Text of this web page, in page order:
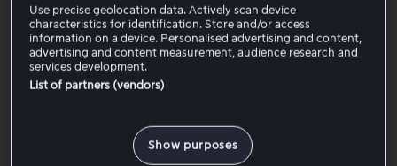
For å logge ut av Viaplay-kontoen din, går du til
profilikonet øverst til høyre og velger Logg ut.
Logg inn i Viaplay-appen
Use precise geolocation data. Actively scan device
characteristics for identification. Store and/or access
information on a device. Personalised advertising and content,
advertising and content measurement, audience research and
services development.
List of partners (vendors)
Show purposes